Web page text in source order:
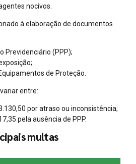
nocivos.
à elaboração de documentos
Previdenciário (PPP);
de Proteção.
entre:
por atraso ou inconsistência;
pela ausência de PPP.
multas